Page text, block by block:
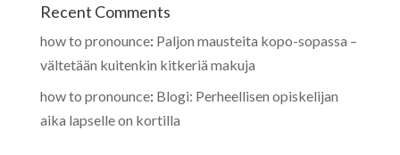
Recent Comments
how to pronounce: Paljon mausteita kopo-sopassa –
vältetään kuitenkin kitkeriä makuja
how to pronounce: Blogi: Perheellisen opiskelijan
aika lapselle on kortilla